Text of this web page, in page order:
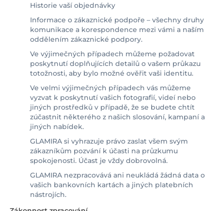
Historie vaší objednávky
Informace o zákaznické podpoře – všechny druhy
komunikace a korespondence mezi vámi a naším
oddělením zákaznické podpory.
Ve výjimečných případech můžeme požadovat
poskytnutí doplňujících detailů o vašem průkazu
totožnosti, aby bylo možné ověřit vaši identitu.
Ve velmi výjimečných případech vás můžeme
vyzvat k poskytnutí vašich fotografií, videí nebo
jiných prostředků v případě, že se budete chtít
zúčastnit některého z našich slosování, kampaní a
jiných nabídek.
GLAMIRA si vyhrazuje právo zaslat všem svým
zákazníkům pozvání k účasti na průzkumu
spokojenosti. Účast je vždy dobrovolná.
GLAMIRA nezpracovává ani neukládá žádná data o
vašich bankovních kartách a jiných platebních
nástrojích.